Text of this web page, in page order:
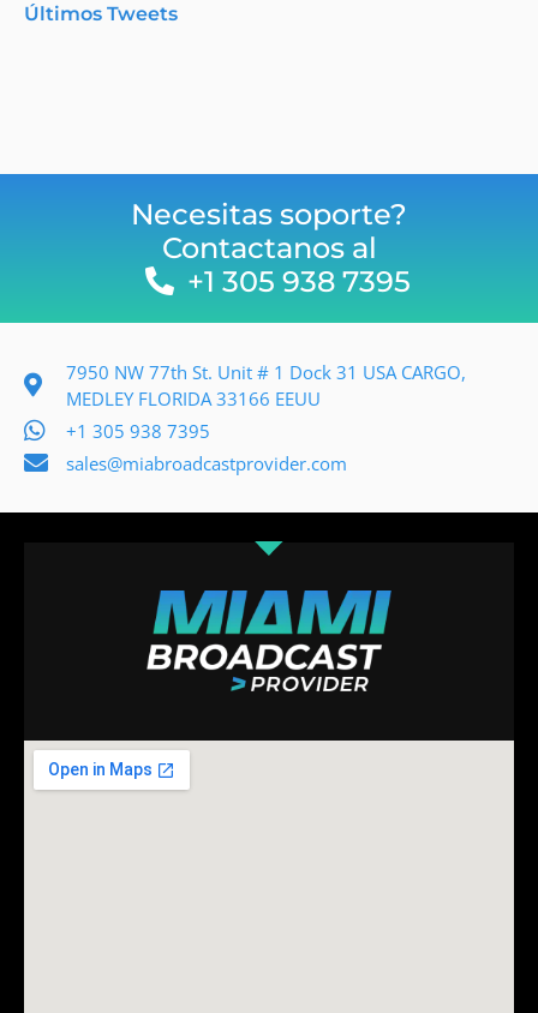
Últimos Tweets
Necesitas soporte?
Contactanos al
+1 305 938 7395
7950 NW 77th St. Unit # 1 Dock 31 USA CARGO,
MEDLEY FLORIDA 33166 EEUU
+1 305 938 7395
sales@miabroadcastprovider.com